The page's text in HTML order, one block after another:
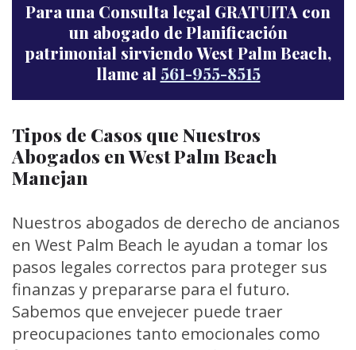
Para una Consulta legal GRATUITA con
un abogado de Planificación
patrimonial sirviendo West Palm Beach,
llame al 561-955-8515
Tipos de Casos que Nuestros
Abogados en West Palm Beach
Manejan
Nuestros abogados de derecho de ancianos
en West Palm Beach le ayudan a tomar los
pasos legales correctos para proteger sus
finanzas y prepararse para el futuro.
Sabemos que envejecer puede traer
preocupaciones tanto emocionales como